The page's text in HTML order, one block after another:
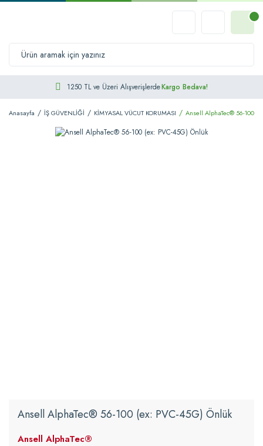
1250 TL ve Üzeri AlışverişlerdeKargo Bedava!
Anasayfa İŞ GÜVENLİĞİ KİMYASAL VÜCUT KORUMASI Ansell AlphaTec® 56-100
Ansell AlphaTec® 56-100 (ex: PVC-45G) Önlük
Ansell AlphaTec®